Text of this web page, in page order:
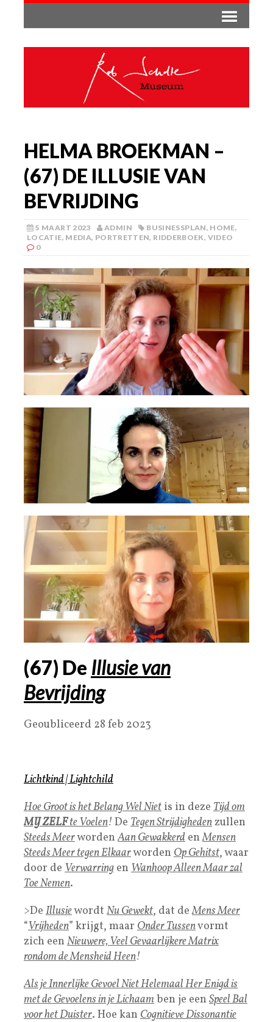
HELMA BROEKMAN –
(67) DE ILLUSIE VAN
BEVRIJDING
5 MAART 2023 ADMIN BUSINESSPLAN, HOME,
LOCATIE, MEDIA, PORTRETTEN, RIDDERBOEK, VIDEO
0
(67) De Illusie van
Bevrijding
Geoubliceerd 28 feb 2023
Lichtkind|Lightchild
Hoe Groot is het Belang Wel Niet is in deze Tijd om
MIJ ZELFte Voelen!De Tegen Strijdighedenzullen
Steeds MeerwordenAan Gewakkerd enMensen
Steeds Meer tegen Elkaarworden Op Gehitst, waar
door de Verwarring en Wanhoop Alleen Maar zal
Toe Nemen.
>De Illusiewordt Nu Gewekt, dat deMens Meer
“Vrijheden” krijgt, maar Onder Tussenvormt
zich een Nieuwere, Veel Gevaarlijkere Matrix
rondom de Mensheid Heen!
Als je Innerlijke Gevoel Niet Helemaal Her Enigd is
met de Gevoelens in je Lichaamben je een Speel Bal
voor het Duister. Hoe kan Cognitieve Dissonantie